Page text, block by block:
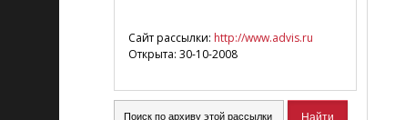
Сайт рассылки: http://www.advis.ru
Открыта: 30-10-2008